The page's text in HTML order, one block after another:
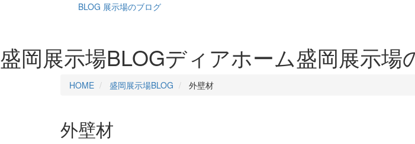
BLOG 展示場のブログ
盛岡展示場BLOGディアホーム盛岡展示場
HOME 盛岡展示場BLOG 外壁材
外壁材